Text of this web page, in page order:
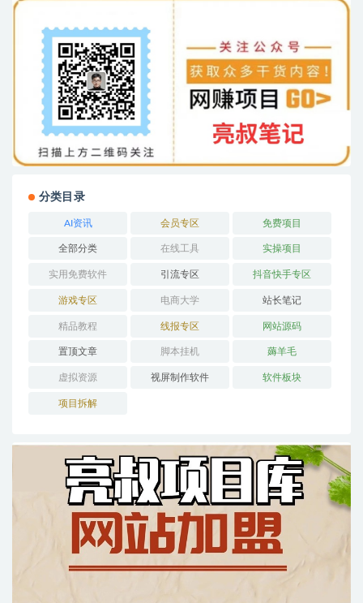
分类目录
AI资讯 会员专区 免费项目
全部分类 在线工具 实操项目
实用免费软件 引流专区 抖音快手专区
游戏专区 电商大学 站长笔记
精品教程 线报专区 网站源码
置顶文章 脚本挂机 薅羊毛
虚拟资源 视屏制作软件 软件板块
项目拆解